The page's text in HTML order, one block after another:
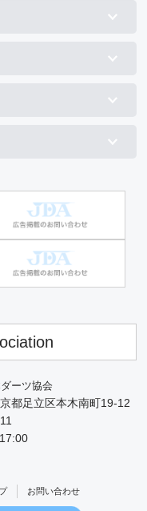
ーツ協会
都足立区本木南町19-12
お問い合わせ